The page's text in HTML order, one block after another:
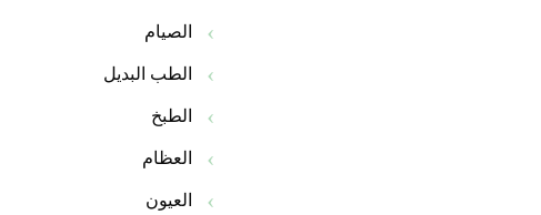
الصيام
الطب البديل
الطبخ
العظام
العيون